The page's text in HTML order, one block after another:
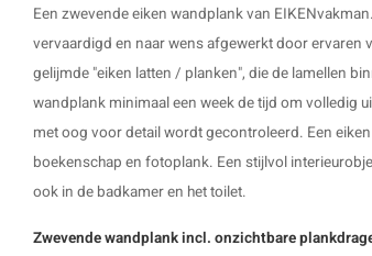
Een zwevende eiken wandplank van
vervaardigd en naar wens afgewerkt door ervaren
gelijmde "eiken latten / planken", die de lamellen
wandplank minimaal een week de tijd om volledig
met oog voor detail wordt gecontroleerd. Een
boekenschap en fotoplank. Een stijlvol
ook in de badkamer en het toilet.
Zwevende wandplank incl. onzichtbare